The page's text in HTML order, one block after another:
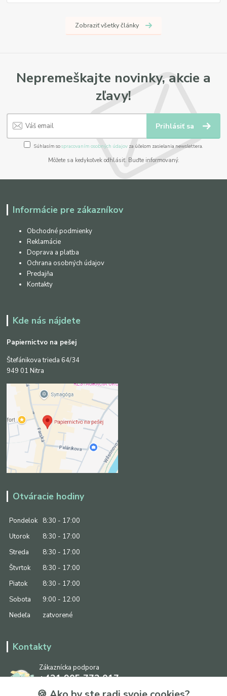
Zobraziť všetky články
Nepremeškajte novinky, akcie a
zľavy!
Prihlásiť sa
Súhlasím sospracovaním osobných údajov za účelom zasielania newslettera.
Môžete sa kedykoľvek odhlásiť. Buďte informovaný.
Informácie pre zákazníkov
Obchodné podmienky
Reklamácie
Doprava a platba
Ochrana osobných údajov
Predajňa
Kontakty
Kde nás nájdete
Papiernictvo na pešej
Štefánikova trieda 64/34
949 01 Nitra
Otváracie hodiny
Pondelok
8:30 - 17:00
Utorok
8:30 - 17:00
Streda
8:30 - 17:00
Štvrtok
8:30 - 17:00
Piatok
8:30 - 17:00
Sobota
9:00 - 12:00
Nedeľa
zatvorené
Kontakty
Zákaznícka podpora
+421 905 773 017
(Po-Pia, 8:30 - 17:00, So: 9:00 - 12:00)